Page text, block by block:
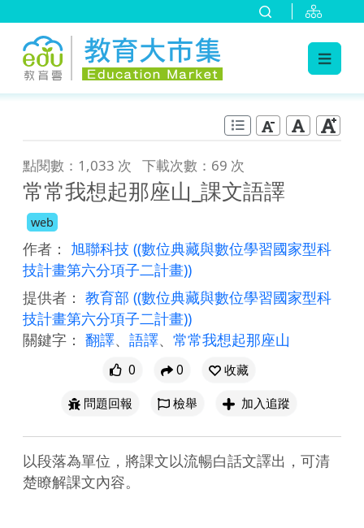
點閱數：1,033 次 下載次數：69 次
常常我想起那座山_課文語譯
web
作者： 旭聯科技 ((數位典藏與數位學習國家型科
技計畫第六分項子二計畫))
提供者： 教育部 ((數位典藏與數位學習國家型科
技計畫第六分項子二計畫))
關鍵字： 翻譯、 語譯、 常常我想起那座山
0 0
收藏
問題回報
檢舉 加入追蹤
以段落為單位，將課文以流暢白話文譯出，可清
楚瞭解課文內容。